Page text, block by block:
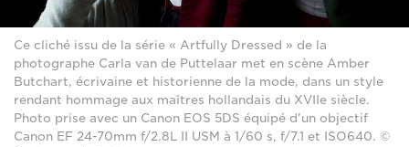
Ce cliché issu de la série « Artfully Dressed » de la
photographe Carla van de Puttelaar met en scène Amber
Butchart, écrivaine et historienne de la mode, dans un style
rendant hommage aux maîtres hollandais du XVIIe siècle.
Photo prise avec un Canon EOS 5DS équipé d'un objectif
Canon EF 24-70mm f/2.8L II USM à 1/60 s, f/7.1 et ISO640. ©